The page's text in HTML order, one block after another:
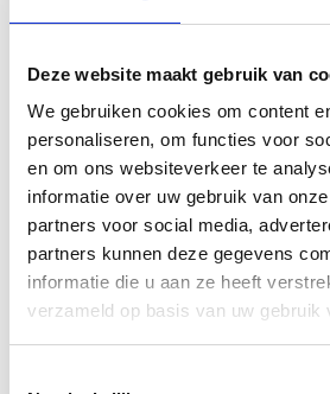
Deze website maakt gebruik van
We gebruiken cookies om content
personaliseren, om functies voor
en om ons websiteverkeer te
informatie over uw gebruik van
partners voor social media,
partners kunnen deze gegevens
informatie die u aan ze heeft
verzameld op basis van uw gebruik